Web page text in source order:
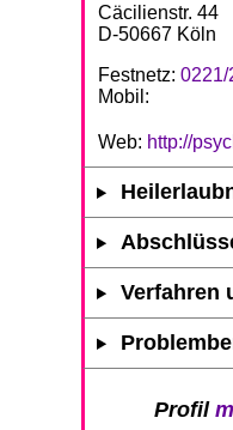
Cäcilienstr. 44
D-50667 Köln
Festnetz: 0221/
Mobil:
Web: http://
Verfahren
Profil